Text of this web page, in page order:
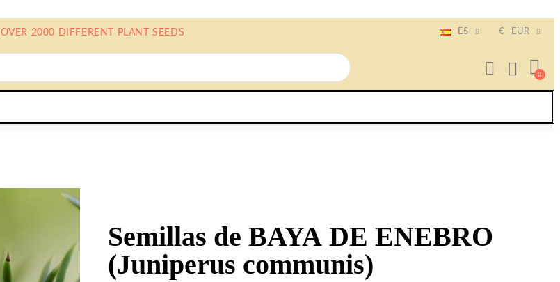
OVER 2000 DIFFERENT PLANT SEEDS ES € EUR
Semillas de BAYA DE ENEBRO
(Juniperus communis)